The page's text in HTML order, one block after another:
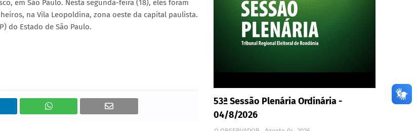
em São Paulo. Nesta segunda-feira (18), eles foram
na Vila Leopoldina, zona oeste da capital paulista.
do Estado de São Paulo.
53ª Sessão Plenária Ordinária -
04/8/2026